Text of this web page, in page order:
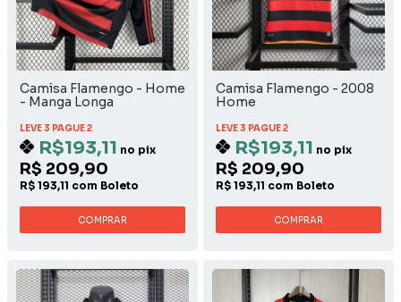
Camisa Flamengo - Home
- Manga Longa
LEVE 3 PAGUE 2
R$193,11 no pix
R$ 209,90
R$ 193,11 com Boleto
COMPRAR
Camisa Flamengo - 2008
Home
LEVE 3 PAGUE 2
R$193,11 no pix
R$ 209,90
R$ 193,11 com Boleto
COMPRAR